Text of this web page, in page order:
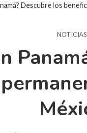
Descubre los
NOTICIAS